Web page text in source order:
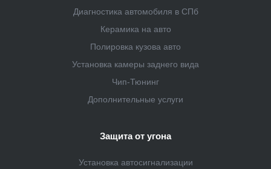
Диагностика автомобиля в СПб
Керамика на авто
Полировка кузова авто
Установка камеры заднего вида
Чип-Тюнинг
Дополнительные услуги
Защита от угона
Установка автосигнализации